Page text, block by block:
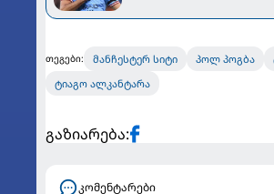
თეგები: მანჩესტერ სიტი პოლ პოგბა
ტიაგო ალკანტარა
გაზიარება:
კომენტარები